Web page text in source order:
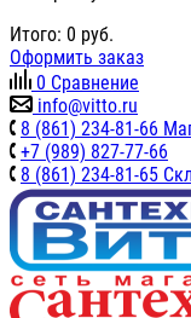
Итого: 0 руб.
Оформить заказ
0 Сравнение
info@vitto.ru
8 (861) 234-81-66
+7 (989) 827-77-66
8 (861) 234-81-65